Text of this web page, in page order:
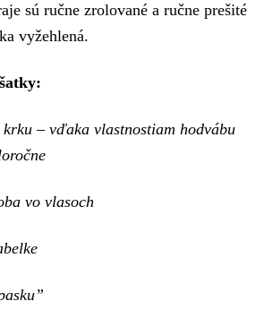
sú ručne zrolované a ručne prešité
vyžehlená.
– vďaka vlastnostiam hodvábu
vo vlasoch